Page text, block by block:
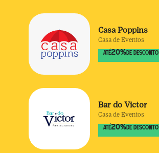
Casa Poppins
Casa de Eventos
ATÉ20% DE DESCONTO
Bar do Victor
Casa de Eventos
ATÉ20% DE DESCONTO